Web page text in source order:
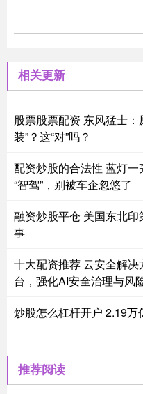
相关更新
股票股票配资 东风猛士
装”？这“对”吗？
配资炒股的合法性 蓝灯
“智驾”，别被车企忽悠了
融资炒股平仓 美国东北
事
十大配资推荐 云安全解
台，强化AI安全治理与风
炒股怎么杠杆开户 2.19
推荐阅读